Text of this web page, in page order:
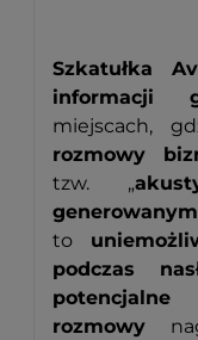
Szkatułka
informacji
miejscach,
rozmowy
tzw. „
to
podczas
rozmowy